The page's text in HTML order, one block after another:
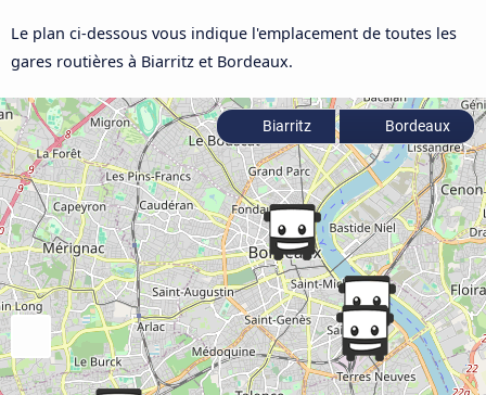
Le plan ci-dessous vous indique l'emplacement de toutes les
gares routières à Biarritz et Bordeaux.
Biarritz Bordeaux